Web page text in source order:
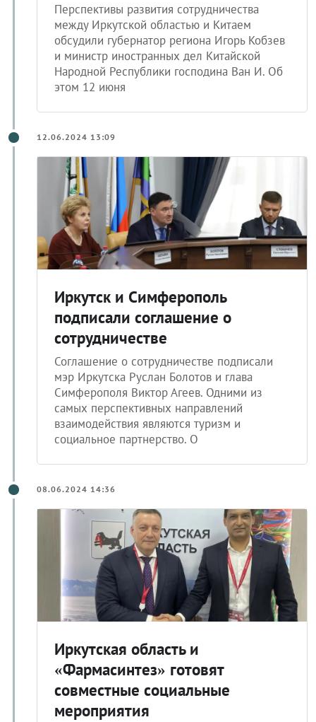
Перспективы развития сотрудничества
между Иркутской областью и Китаем
обсудили губернатор региона Игорь Кобзев
и министр иностранных дел Китайской
Народной Республики господина Ван И. Об
этом 12 июня
12.06.2024 13:09
Иркутск и Симферополь
подписали соглашение о
сотрудничестве
Соглашение о сотрудничестве подписали
мэр Иркутска Руслан Болотов и глава
Симферополя Виктор Агеев. Одними из
самых перспективных направлений
взаимодействия являются туризм и
социальное партнерство. О
08.06.2024 14:36
Иркутская область и
«Фармасинтез» готовят
совместные социальные
мероприятия